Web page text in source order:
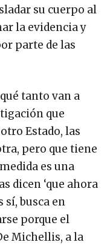
su cuerpo al
la evidencia y
parte de las
tanto van a
que
Estado, las
pero que tiene
es una
dicen ‘que ahora
sí, busca en
porque el
Michellis, a la